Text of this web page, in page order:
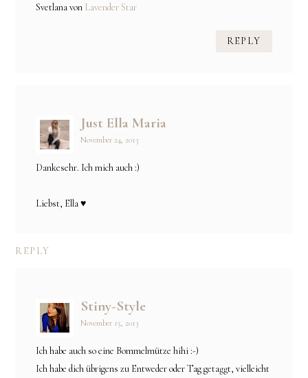
Svetlana von Lavender Star
REPLY
Just Ella Maria
November 24, 2013
Dankesehr. Ich mich auch :)
Liebst, Ella ♥
REPLY
Stiny-Style
November 15, 2013
Ich habe auch so eine Bommelmütze hihi :-)
Ich habe dich übrigens zu Entweder oder Tag getaggt, vielleicht